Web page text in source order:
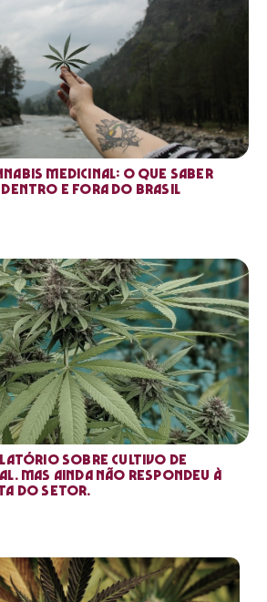
medicinal: o que saber
dentro e fora do Brasil
sobre cultivo de
Mas ainda não respondeu à
do setor.